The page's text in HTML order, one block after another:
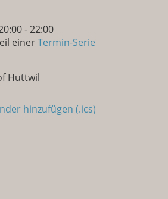
- 22:00
einerTermin-Serie
Huttwil
hinzufügen (.ics)